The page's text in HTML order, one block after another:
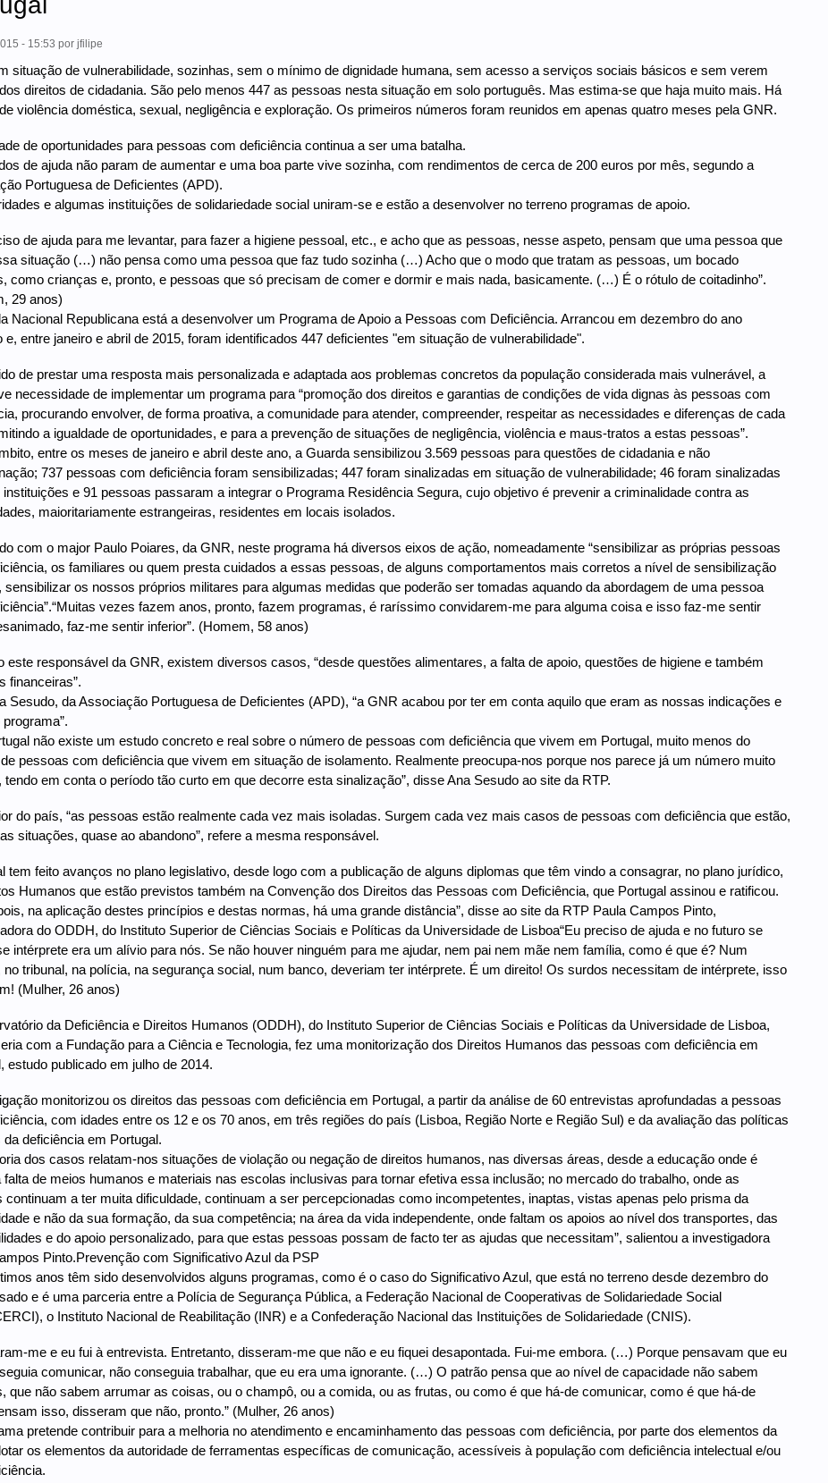
- 15:53 por jfilipe
situação de vulnerabilidade, sozinhas, sem o mínimo de dignidade humana, sem acesso a serviços sociais básicos e sem verem
direitos de cidadania. São pelo menos 447 as pessoas nesta situação em solo português. Mas estima-se que haja muito mais. Há
violência doméstica, sexual, negligência e exploração. Os primeiros números foram reunidos em apenas quatro meses pela GNR.
de oportunidades para pessoas com deficiência continua a ser uma batalha.
de ajuda não param de aumentar e uma boa parte vive sozinha, com rendimentos de cerca de 200 euros por mês, segundo a
Portuguesa de Deficientes (APD).
e algumas instituições de solidariedade social uniram-se e estão a desenvolver no terreno programas de apoio.
de ajuda para me levantar, para fazer a higiene pessoal, etc., e acho que as pessoas, nesse aspeto, pensam que uma pessoa que
situação (…) não pensa como uma pessoa que faz tudo sozinha (…) Acho que o modo que tratam as pessoas, um bocado
como crianças e, pronto, e pessoas que só precisam de comer e dormir e mais nada, basicamente. (…) É o rótulo de coitadinho”.
29 anos)
Nacional Republicana está a desenvolver um Programa de Apoio a Pessoas com Deficiência. Arrancou em dezembro do ano
e, entre janeiro e abril de 2015, foram identificados 447 deficientes "em situação de vulnerabilidade".
de prestar uma resposta mais personalizada e adaptada aos problemas concretos da população considerada mais vulnerável, a
necessidade de implementar um programa para “promoção dos direitos e garantias de condições de vida dignas às pessoas com
procurando envolver, de forma proativa, a comunidade para atender, compreender, respeitar as necessidades e diferenças de cada
a igualdade de oportunidades, e para a prevenção de situações de negligência, violência e maus-tratos a estas pessoas”.
entre os meses de janeiro e abril deste ano, a Guarda sensibilizou 3.569 pessoas para questões de cidadania e não
737 pessoas com deficiência foram sensibilizadas; 447 foram sinalizadas em situação de vulnerabilidade; 46 foram sinalizadas
instituições e 91 pessoas passaram a integrar o Programa Residência Segura, cujo objetivo é prevenir a criminalidade contra as
maioritariamente estrangeiras, residentes em locais isolados.
com o major Paulo Poiares, da GNR, neste programa há diversos eixos de ação, nomeadamente “sensibilizar as próprias pessoas
os familiares ou quem presta cuidados a essas pessoas, de alguns comportamentos mais corretos a nível de sensibilização
sensibilizar os nossos próprios militares para algumas medidas que poderão ser tomadas aquando da abordagem de uma pessoa
vezes fazem anos, pronto, fazem programas, é raríssimo convidarem-me para alguma coisa e isso faz-me sentir
faz-me sentir inferior”. (Homem, 58 anos)
este responsável da GNR, existem diversos casos, “desde questões alimentares, a falta de apoio, questões de higiene e também
financeiras”.
Sesudo, da Associação Portuguesa de Deficientes (APD), “a GNR acabou por ter em conta aquilo que eram as nossas indicações e
não existe um estudo concreto e real sobre o número de pessoas com deficiência que vivem em Portugal, muito menos do
pessoas com deficiência que vivem em situação de isolamento. Realmente preocupa-nos porque nos parece já um número muito
tendo em conta o período tão curto em que decorre esta sinalização”, disse Ana Sesudo ao site da RTP.
do país, “as pessoas estão realmente cada vez mais isoladas. Surgem cada vez mais casos de pessoas com deficiência que estão,
situações, quase ao abandono”, refere a mesma responsável.
tem feito avanços no plano legislativo, desde logo com a publicação de alguns diplomas que têm vindo a consagrar, no plano jurídico,
Humanos que estão previstos também na Convenção dos Direitos das Pessoas com Deficiência, que Portugal assinou e ratificou.
na aplicação destes princípios e destas normas, há uma grande distância”, disse ao site da RTP Paula Campos Pinto,
do ODDH, do Instituto Superior de Ciências Sociais e Políticas da Universidade de Lisboa“Eu preciso de ajuda e no futuro se
intérprete era um alívio para nós. Se não houver ninguém para me ajudar, nem pai nem mãe nem família, como é que é? Num
no tribunal, na polícia, na segurança social, num banco, deveriam ter intérprete. É um direito! Os surdos necessitam de intérprete, isso
(Mulher, 26 anos)
da Deficiência e Direitos Humanos (ODDH), do Instituto Superior de Ciências Sociais e Políticas da Universidade de Lisboa,
com a Fundação para a Ciência e Tecnologia, fez uma monitorização dos Direitos Humanos das pessoas com deficiência em
estudo publicado em julho de 2014.
monitorizou os direitos das pessoas com deficiência em Portugal, a partir da análise de 60 entrevistas aprofundadas a pessoas
com idades entre os 12 e os 70 anos, em três regiões do país (Lisboa, Região Norte e Região Sul) e da avaliação das políticas
da deficiência em Portugal.
dos casos relatam-nos situações de violação ou negação de direitos humanos, nas diversas áreas, desde a educação onde é
de meios humanos e materiais nas escolas inclusivas para tornar efetiva essa inclusão; no mercado do trabalho, onde as
continuam a ter muita dificuldade, continuam a ser percepcionadas como incompetentes, inaptas, vistas apenas pelo prisma da
e não da sua formação, da sua competência; na área da vida independente, onde faltam os apoios ao nível dos transportes, das
e do apoio personalizado, para que estas pessoas possam de facto ter as ajudas que necessitam”, salientou a investigadora
Pinto.Prevenção com Significativo Azul da PSP
anos têm sido desenvolvidos alguns programas, como é o caso do Significativo Azul, que está no terreno desde dezembro do
e é uma parceria entre a Polícia de Segurança Pública, a Federação Nacional de Cooperativas de Solidariedade Social
o Instituto Nacional de Reabilitação (INR) e a Confederação Nacional das Instituições de Solidariedade (CNIS).
me e eu fui à entrevista. Entretanto, disseram-me que não e eu fiquei desapontada. Fui-me embora. (…) Porque pensavam que eu
comunicar, não conseguia trabalhar, que eu era uma ignorante. (…) O patrão pensa que ao nível de capacidade não sabem
que não sabem arrumar as coisas, ou o champô, ou a comida, ou as frutas, ou como é que há-de comunicar, como é que há-de
isso, disseram que não, pronto.” (Mulher, 26 anos)
pretende contribuir para a melhoria no atendimento e encaminhamento das pessoas com deficiência, por parte dos elementos da
os elementos da autoridade de ferramentas específicas de comunicação, acessíveis à população com deficiência intelectual e/ou